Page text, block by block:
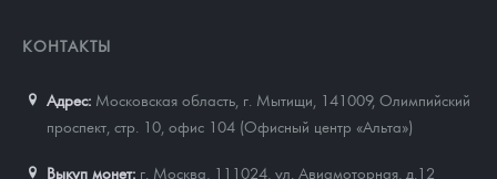
КОНТАКТЫ
Адрес: Московская область, г. Мытищи, 141009, Олимпийский
проспект, стр. 10, офис 104 (Офисный центр «Альта»)
Выкуп монет: г. Москва, 111024, ул. Авиамоторная, д.12